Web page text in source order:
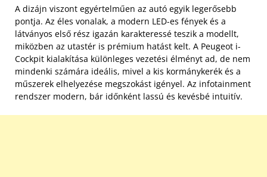
A dizájn viszont egyértelműen az autó egyik legerősebb
pontja. Az éles vonalak, a modern LED-es fények és a
látványos első rész igazán karakteressé teszik a modellt,
miközben az utastér is prémium hatást kelt. A Peugeot i-
Cockpit kialakítása különleges vezetési élményt ad, de nem
mindenki számára ideális, mivel a kis kormánykerék és a
műszerek elhelyezése megszokást igényel. Az infotainment
rendszer modern, bár időnként lassú és kevésbé intuitív.